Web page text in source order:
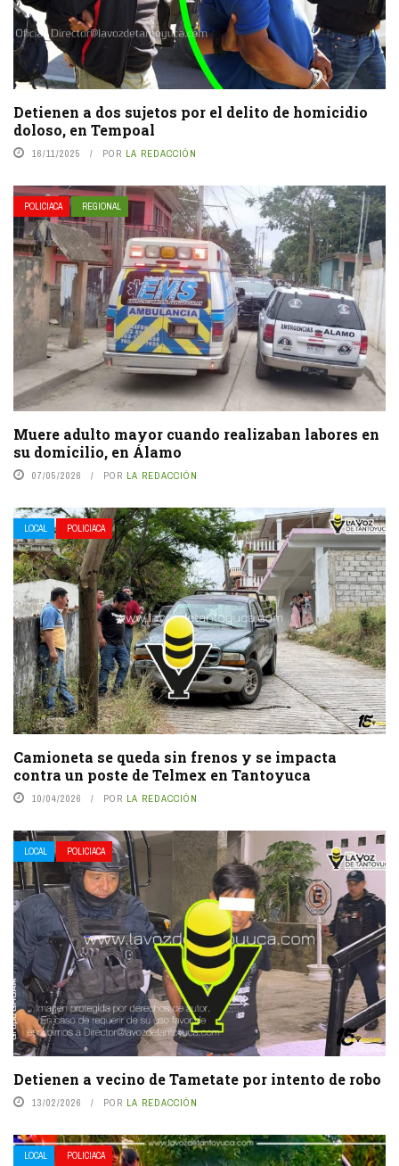
Detienen a dos sujetos por el delito de homicidio
doloso, en Tempoal
16/11/2025 POR LA REDACCIÓN
POLICIACA REGIONAL
Muere adulto mayor cuando realizaban labores en
su domicilio, en Álamo
07/05/2026 POR LA REDACCIÓN
LOCAL POLICIACA
Camioneta se queda sin frenos y se impacta
contra un poste de Telmex en Tantoyuca
10/04/2026 POR LA REDACCIÓN
LOCAL POLICIACA
Detienen a vecino de Tametate por intento de robo
13/02/2026 POR LA REDACCIÓN
LOCAL POLICIACA